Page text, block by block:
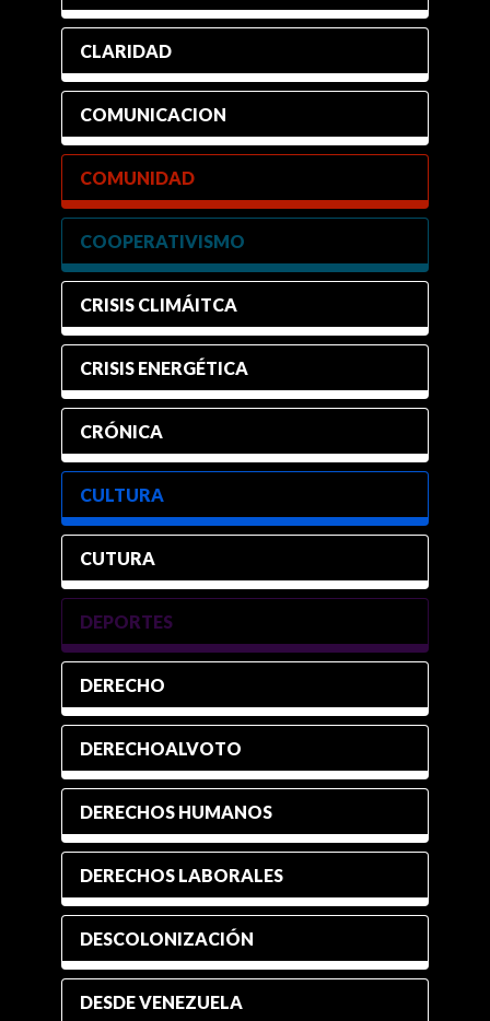
CLARIDAD
COMUNICACION
COMUNIDAD
COOPERATIVISMO
CRISIS CLIMÁITCA
CRISIS ENERGÉTICA
CRÓNICA
CULTURA
CUTURA
DEPORTES
DERECHO
DERECHOALVOTO
DERECHOS HUMANOS
DERECHOS LABORALES
DESCOLONIZACIÓN
DESDE VENEZUELA